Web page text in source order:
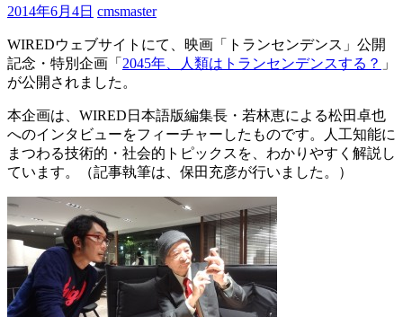
2014年6月4日 cmsmaster
WIREDウェブサイトにて、映画「トランセンデンス」公開
記念・特別企画「 2045年、人類はトランセンデンスする？ 」
が公開されました。
本企画は、WIRED日本語版編集長・若林恵による松田卓也
へのインタビューをフィーチャーしたものです。人工知能に
まつわる技術的・社会的トピックスを、わかりやすく解説し
ています。（記事執筆は、保田充彦が行いました。）